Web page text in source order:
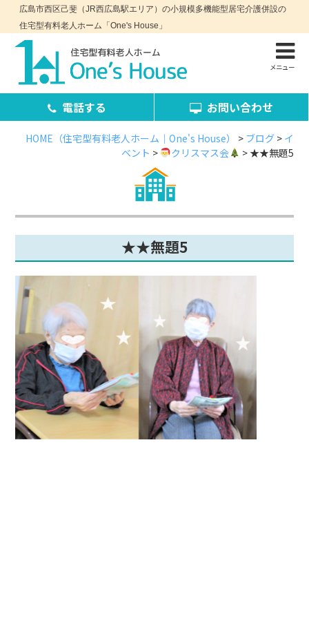
お問い合わせ・資料請求
コンセプト 施設案内
入居までの
ブログ
広島市西区己斐（JR西広島駅エリア）の小規模多機能型居宅介護併設の
住宅型有料老人ホーム「One's House」
メニュー
電話する お問い合わせ
HOME（住宅型有料老人ホーム｜One's House） > ブログ> イ
ベント > クリスマス会 > ★★無題5
★★無題5